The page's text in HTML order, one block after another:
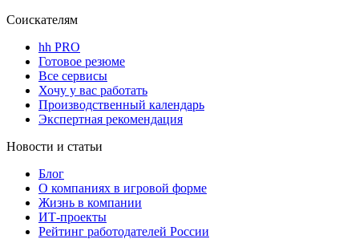
Соискателям
hh PRO
Готовое резюме
Все сервисы
Хочу у вас работать
Производственный календарь
Экспертная рекомендация
Новости и статьи
Блог
О компаниях в игровой форме
Жизнь в компании
ИТ-проекты
Рейтинг работодателей России